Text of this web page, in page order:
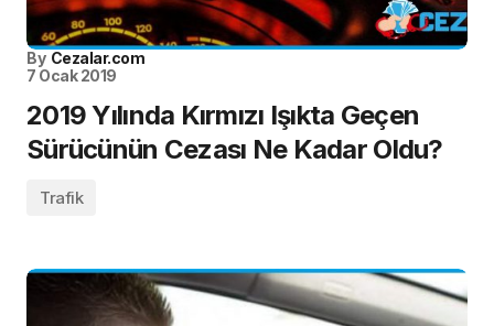
By Cezalar.com
7 Ocak 2019
2019 Yılında Kırmızı Işıkta Geçen
Sürücünün Cezası Ne Kadar Oldu?
Trafik